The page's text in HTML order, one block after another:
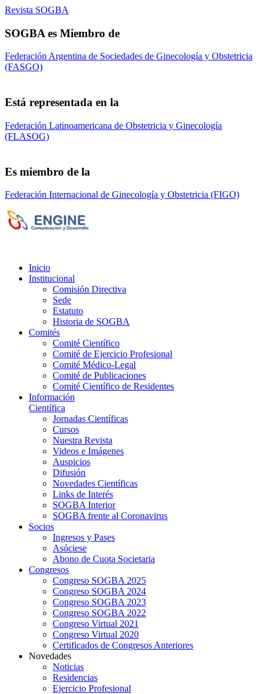
Revista SOGBA
SOGBA es Miembro de
Federación Argentina de Sociedades de Ginecología y Obstetricia
(FASGO)
Está representada en la
Federación Latinoamericana de Obstetricia y Ginecología
(FLASOG)
Es miembro de la
Federación Internacional de Ginecología y Obstetricia (FIGO)
Inicio
Institucional
Comisión Directiva
Sede
Estatuto
Historia de SOGBA
Comités
Comité Científico
Comité de Ejercicio Profesional
Comité Médico-Legal
Comité de Publicaciones
Comité Científico de Residentes
Información
Científica
Jornadas Científicas
Cursos
Nuestra Revista
Videos e Imágenes
Auspicios
Difusión
Novedades Científicas
Links de Interés
SOGBA Interior
SOGBA frente al Coronavirus
Socios
Ingresos y Pases
Asóciese
Abono de Cuota Societaria
Congresos
Congreso SOGBA 2025
Congreso SOGBA 2024
Congreso SOGBA 2023
Congreso SOGBA 2022
Congreso Virtual 2021
Congreso Virtual 2020
Certificados de Congresos Anteriores
Novedades
Noticias
Residencias
Ejercicio Profesional